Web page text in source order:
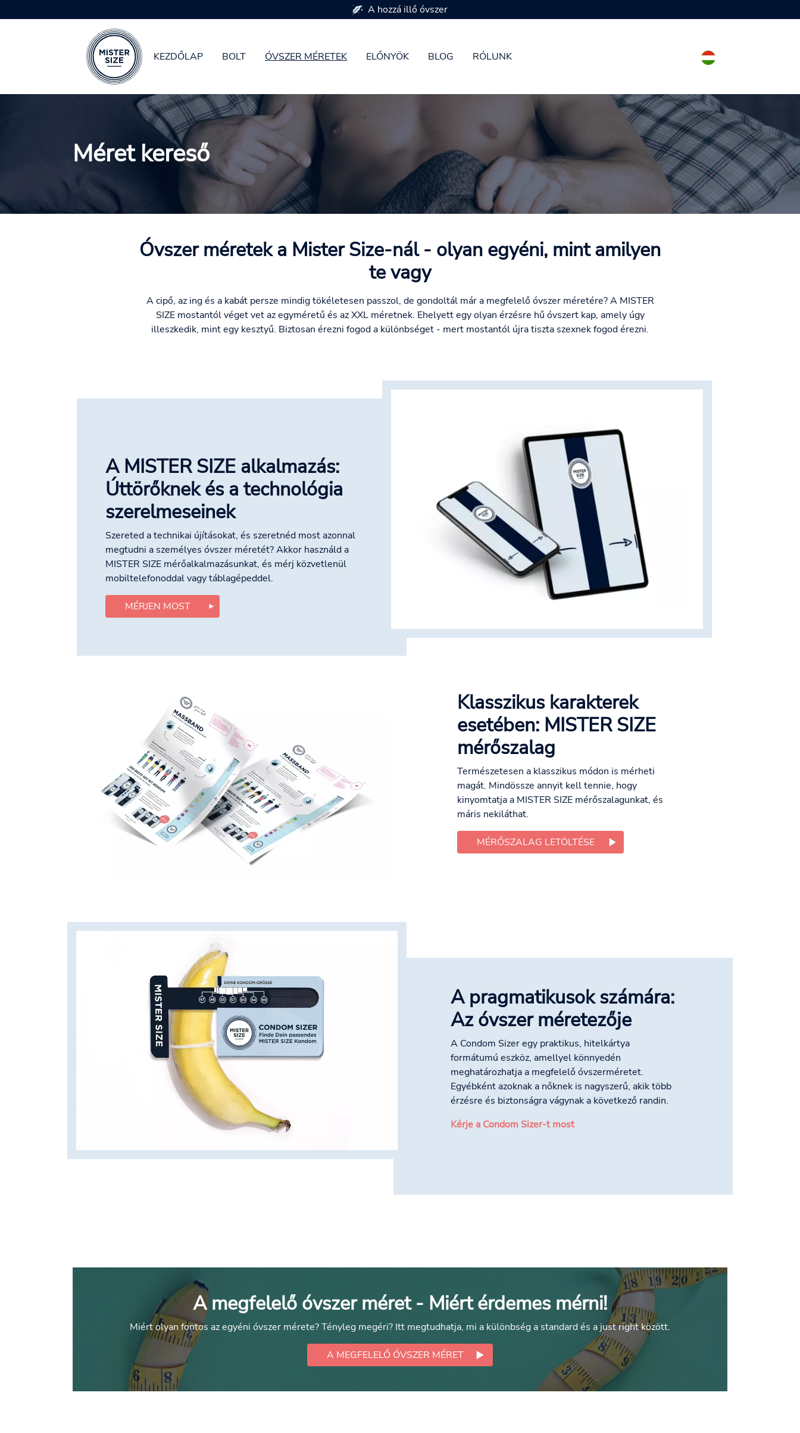
KEZDŐLAP BOLT ÓVSZER MÉRETEK ELŐNYÖK BLOG RÓLUNK
7 óvszer méretben kapható
Méret kereső
Óvszer méretek a Mister Size-nál - olyan egyéni, mint amilyen
te vagy
A cipő, az ing és a kabát persze mindig tökéletesen passzol, de gondoltál már a megfelelő óvszer méretére? A MISTER
SIZE mostantól véget vet az egyméretű és az XXL méretnek. Ehelyett egy olyan érzésre hű óvszert kap, amely úgy
illeszkedik, mint egy kesztyű. Biztosan érezni fogod a különbséget - mert mostantól újra tiszta szexnek fogod érezni.
A MISTER SIZE alkalmazás:
Úttörőknek és a technológia
szerelmeseinek
Szereted a technikai újításokat, és szeretnéd most azonnal
megtudni a személyes óvszer méretét? Akkor használd a
MISTER SIZE mérőalkalmazásunkat, és mérj közvetlenül
mobiltelefonoddal vagy táblagépeddel.
MÉRJEN MOST
Klasszikus karakterek
esetében: MISTER SIZE
mérőszalag
Természetesen a klasszikus módon is mérheti
magát. Mindössze annyit kell tennie, hogy
kinyomtatja a MISTER SIZE mérőszalagunkat, és
máris nekiláthat.
MÉRŐSZALAG LETÖLTÉSE
A pragmatikusok számára:
Az óvszer méretezője
A Condom Sizer egy praktikus, hitelkártya
formátumú eszköz, amellyel könnyedén
meghatározhatja a megfelelő óvszerméretet.
Egyébként azoknak a nőknek is nagyszerű, akik több
érzésre és biztonságra vágynak a következő randin.
Kérje a Condom Sizer-t most
A megfelelő óvszer méret - Miért érdemes mérni!
Miért olyan fontos az egyéni óvszer mérete? Tényleg megéri? Itt megtudhatja, mi a különbség a standard és a just right között.
A MEGFELELŐ ÓVSZER MÉRET